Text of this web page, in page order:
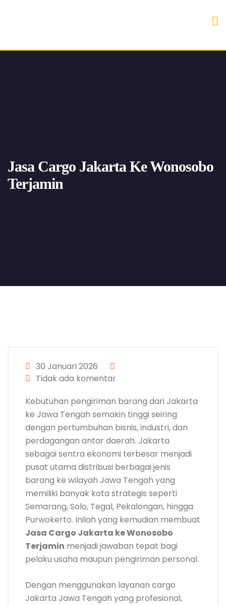
Jasa Cargo Jakarta Ke Wonosobo
Terjamin
30 Januari 2026
Tidak ada komentar
Kebutuhan pengiriman barang dari Jakarta
ke Jawa Tengah semakin tinggi seiring
dengan pertumbuhan bisnis, industri, dan
perdagangan antar daerah. Jakarta
sebagai sentra ekonomi terbesar menjadi
pusat utama distribusi berbagai jenis
barang ke wilayah Jawa Tengah yang
memiliki banyak kota strategis seperti
Semarang, Solo, Tegal, Pekalongan, hingga
Purwokerto. Inilah yang kemudian membuat
Jasa Cargo Jakarta ke Wonosobo
Terjamin menjadi jawaban tepat bagi
pelaku usaha maupun pengiriman personal.
Dengan menggunakan layanan cargo
Jakarta Jawa Tengah yang profesional,